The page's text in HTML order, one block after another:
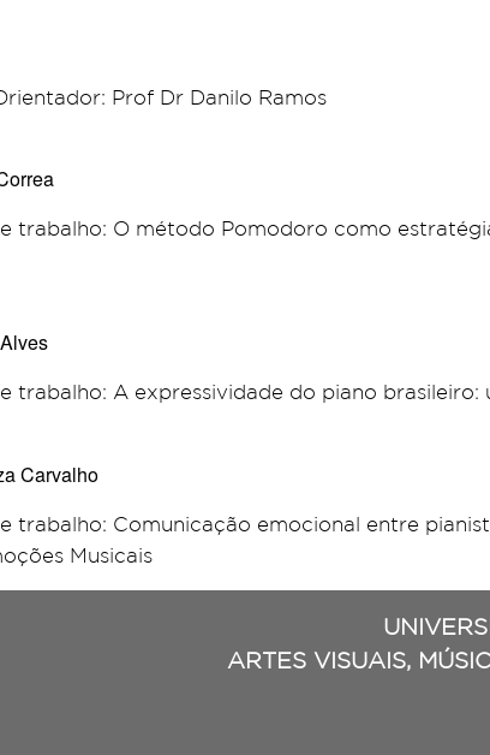
Prof Dr Danilo Ramos
trabalho: O método Pomodoro como
trabalho: A expressividade do piano
Carvalho
trabalho: Comunicação emocional entre
Musicais
ARTES VISUAIS,